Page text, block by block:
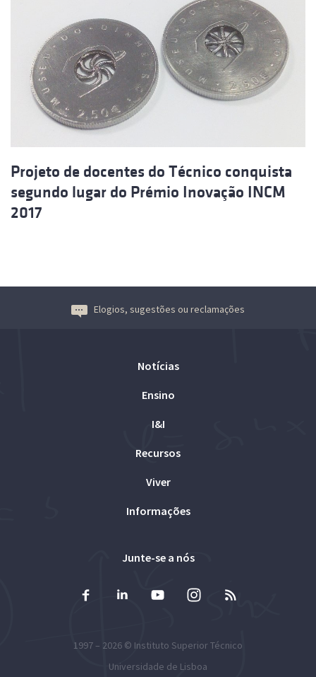
Projeto de docentes do Técnico conquista
segundo lugar do Prémio Inovação INCM
2017
Elogios, sugestões ou reclamações
Notícias
Ensino
I&I
Recursos
Viver
Informações
Junte-se a nós
1997 – 2026 © Instituto Superior Técnico
Universidade de Lisboa